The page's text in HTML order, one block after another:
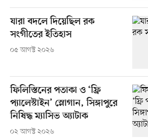
যারা বদলে দিয়েছিল রক
সংগীতের ইতিহাস
০৫ আগস্ট ২০২৬
ফিলিস্তিনের পতাকা ও ‘ফ্রি
প্যালেস্টাইন’ স্লোগান, সিঙ্গাপুরে
নিষিদ্ধ ম্যাসিভ অ্যাটাক
০২ আগস্ট ২০২৬